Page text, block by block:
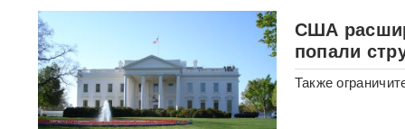
оружием и записями о Белом
доме
«Глупость и
безответственность»:
генералитет РФ
раскритиковали после
США
попали
Также